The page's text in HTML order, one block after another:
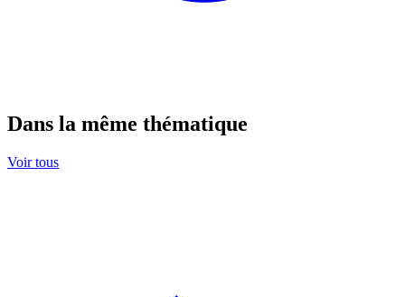
Dans la même thématique
Voir tous